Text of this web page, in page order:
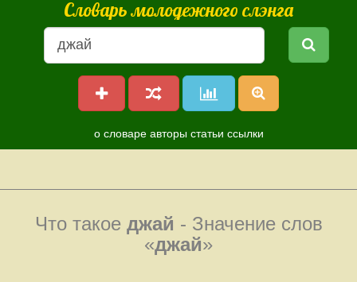
Словарь молодежного слэнга
о словаре авторы статьи ссылки
Что такое джай - Значение слов
«джай»